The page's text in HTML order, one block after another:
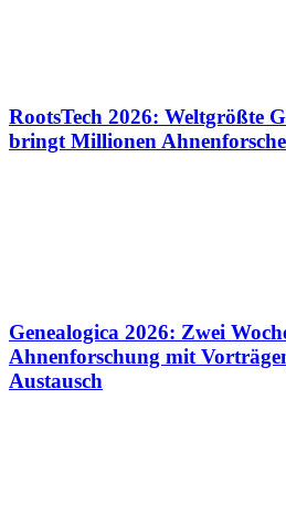
RootsTech 2026: Weltgrößte
bringt Millionen
Genealogica 2026: Zwei
Ahnenforschung mit
Austausch